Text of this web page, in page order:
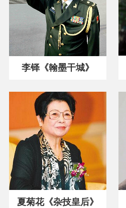
李铎《翰墨干城》
夏菊花《杂技皇后》